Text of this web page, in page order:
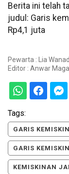
Berita ini telah
judul: Garis
Rp4,1 juta
Pewarta : Lia
Editor : Anwar Maga
Tags:
GARIS
GARIS
KEMISKINAN